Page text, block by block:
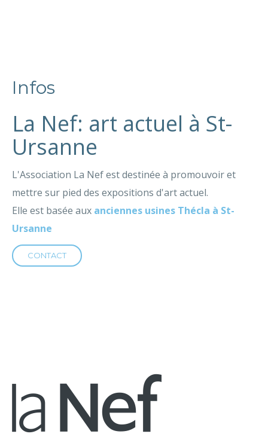
Infos
La Nef: art actuel à St-
Ursanne
L'Association La Nef est destinée à promouvoir et
mettre sur pied des expositions d'art actuel.
Elle est basée aux anciennes usines Thécla à St-
Ursanne
CONTACT